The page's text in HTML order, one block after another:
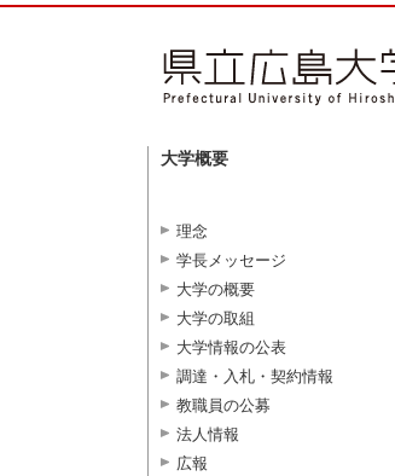
大学概要
理念
学長メッセージ
大学の概要
大学の取組
大学情報の公表
調達・入札・契約情報
教職員の公募
法人情報
広報